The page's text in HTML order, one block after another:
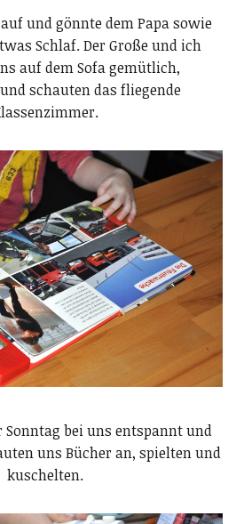
und gönnte dem Papa sowie
Schlaf. Der Große und ich
auf dem Sofa gemütlich,
schauten das fliegende
Sonntag bei uns entspannt und
uns Bücher an, spielten und
kuschelten.